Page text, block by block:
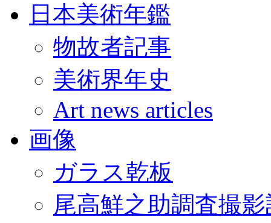
日本美術年鑑
物故者記事
美術界年史
Art news articles
画像
ガラス乾板
尾高鮮之助調査撮